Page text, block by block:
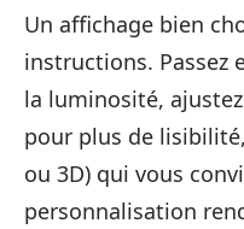
Un affichage bien
instructions. Passez
la luminosité,
pour plus de
ou 3D) qui vous
personnalisation